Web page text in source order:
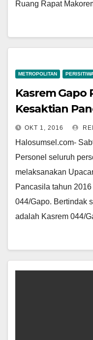
Ruang Rapat
METROPOLITAN
Kasrem Gapo
Kesaktian
OKT 1, 2016
Halosumsel.com-
Personel­ ­seluruh
melaksan­akan
Pancasila­ ­tahun­
044/Gapo.­ B­ertindak­
adalah­ ­Kasrem 044/